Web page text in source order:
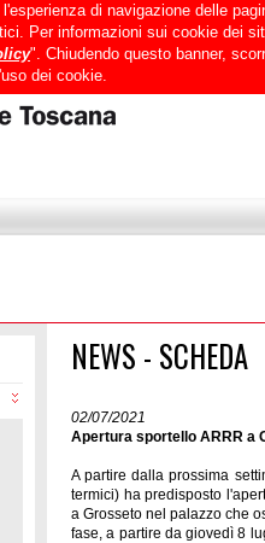
RTRT Intranet
NEWS - SCHEDA
02/07/2021
Apertura sportello ARRR a
A partire dalla prossima
termici) ha predisposto
a Grosseto nel palazzo che
fase, a partire da giovedì 8
l'esperienza di navigazione delle
Per informazioni sui cookie dei
". Chiudendo questo banner,
dei cookie.